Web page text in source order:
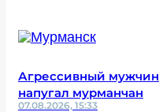
Агрессивный
напугал мурманчан
07.08.2026, 15:33